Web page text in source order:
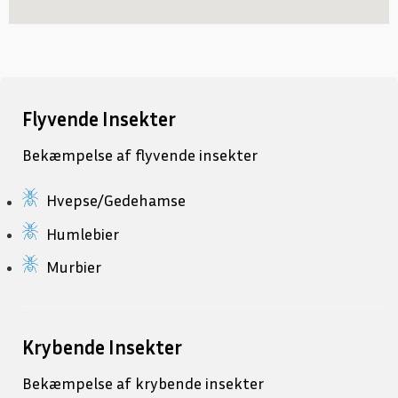
Flyvende Insekter
Bekæmpelse af flyvende insekter
Hvepse/Gedehamse
Humlebier
Murbier
Krybende Insekter
Bekæmpelse af krybende insekter